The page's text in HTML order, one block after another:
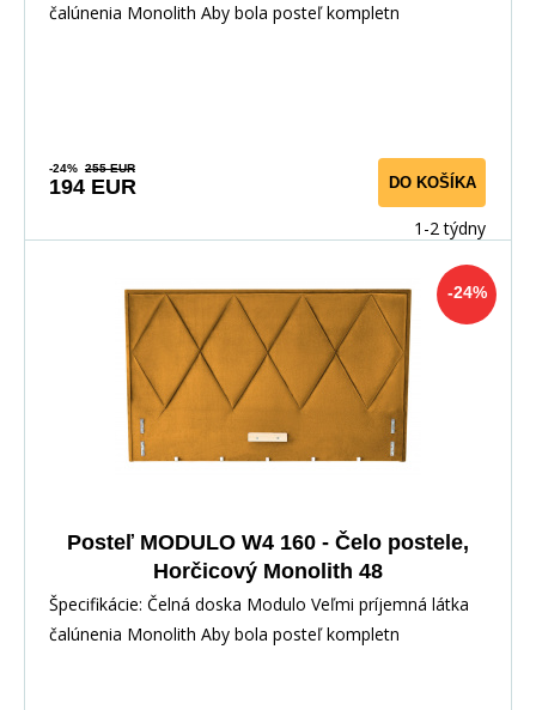
čalúnenia Monolith Aby bola posteľ kompletn
-24% 255 EUR
194 EUR DO KOŠÍKA
1-2 týdny
-24%
Posteľ MODULO W4 160 - Čelo postele,
Horčicový Monolith 48
Špecifikácie: Čelná doska Modulo Veľmi príjemná látka
čalúnenia Monolith Aby bola posteľ kompletn